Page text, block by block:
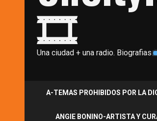
🎞
Una ciudad + una radio. Biografias
A-TEMAS PROHIBIDOS POR LA
ANGIE BONINO-ARTISTA Y